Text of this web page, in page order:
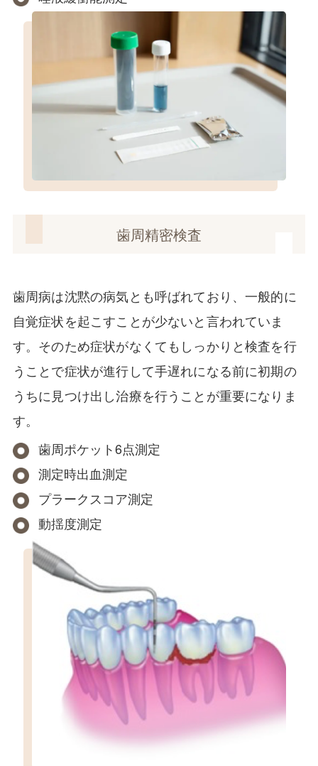
歯周精密検査
歯周病は沈黙の病気とも呼ばれており、一般的に
自覚症状を起こすことが少ないと言われていま
す。そのため症状がなくてもしっかりと検査を行
うことで症状が進行して手遅れになる前に初期の
うちに見つけ出し治療を行うことが重要になりま
す。
歯周ポケット6点測定
測定時出血測定
プラークスコア測定
動揺度測定